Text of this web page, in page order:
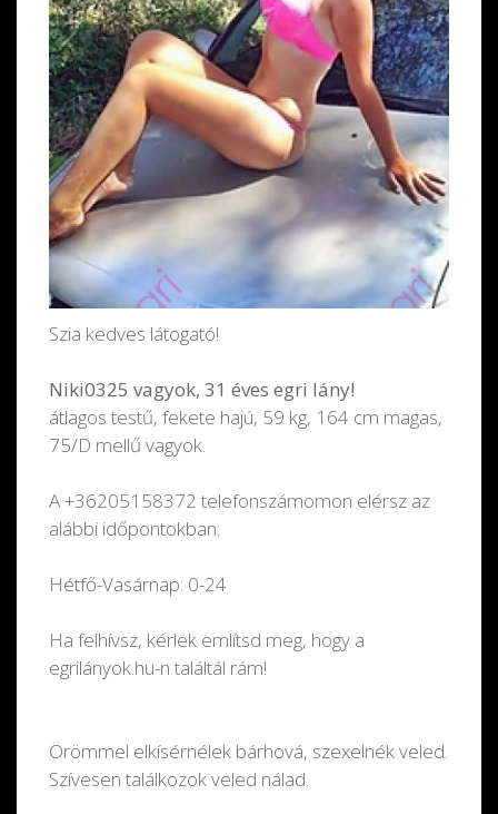
Szia kedves látogató!
Niki0325 vagyok, 31 éves egri lány!
átlagos testű, fekete hajú, 59 kg, 164 cm magas,
75/D mellű vagyok.
A +36205158372 telefonszámomon elérsz az
alábbi időpontokban:
Hétfő-Vasárnap: 0-24
Ha felhívsz, kérlek említsd meg, hogy a
egrilányok.hu-n találtál rám!
Örömmel elkísérnélek bárhová, szexelnék veled.
Szívesen találkozok veled nálad.